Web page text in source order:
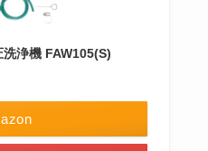
浄機 FAW105(S)